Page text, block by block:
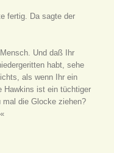
fertig. Da sagte der
Und daß Ihr
habt, sehe
als wenn Ihr ein
Hawkins ist ein tüchtiger
die Glocke ziehen?